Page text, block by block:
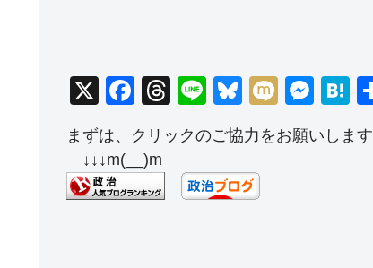
X
F
c
e
b
T
e
a
d
Li
e
Bl
u
e
sk
y
M
M
ss
H
e
まずは、クリックのご協力をお願いします
↓↓↓m(__)m